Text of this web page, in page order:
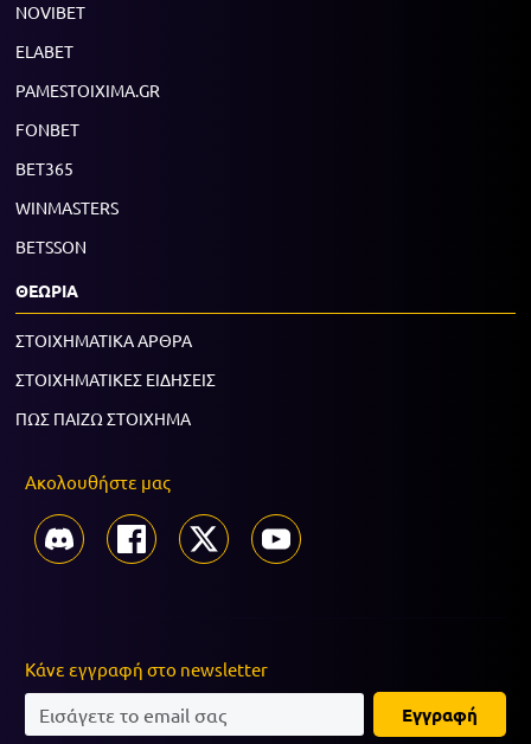
NOVIBET
ELABET
PAMESTOIXIMA.GR
FONBET
BET365
WINMASTERS
BETSSON
ΘΕΩΡΙΑ
ΣΤΟΙΧΗΜΑΤΙΚΑ ΑΡΘΡΑ
ΣΤΟΙΧΗΜΑΤΙΚΕΣ ΕΙΔΗΣΕΙΣ
ΠΩΣ ΠΑΙΖΩ ΣΤΟΙΧΗΜΑ
Ακολουθήστε μας
Κάνε εγγραφή στο newsletter
Εγγραφή